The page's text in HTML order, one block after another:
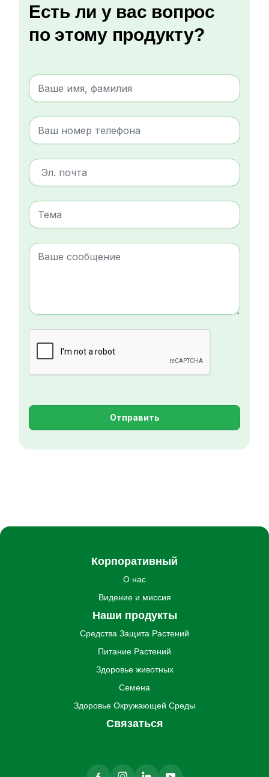
Есть ли у вас вопрос
по этому продукту?
Отправить
Корпоративный
О нас
Видение и миссия
Наши продукты
Средства Защита Pастений
Питание Pастений
Здоровье животных
Семена
Здоровье Oкружающей Cреды
Связаться